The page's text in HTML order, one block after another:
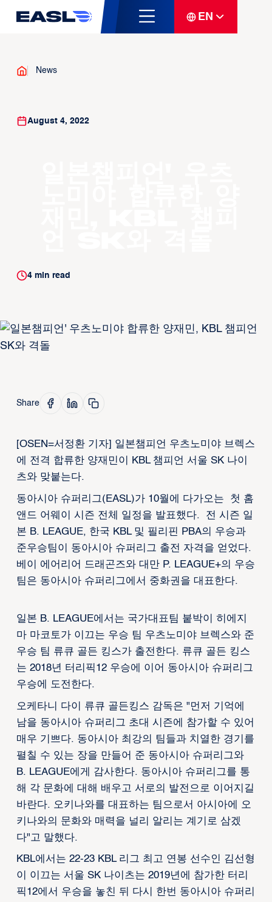
EN
News
August 4, 2022
4min read
Share
[OSEN=서정환 기자] 일본챔피언 우츠노미야 브렉스
에 전격 합류한 양재민이 KBL 챔피언 서울 SK 나이
츠와 맞붙는다.
동아시아 슈퍼리그(EASL)가 10월에 다가오는 첫 홈
앤드 어웨이 시즌 전체 일정을 발표했다. 전 시즌 일
본 B. LEAGUE, 한국 KBL 및 필리핀 PBA의 우승과
준우승팀이 동아시아 슈퍼리그 출전 자격을 얻었다.
베이 에어리어 드래곤즈와 대만 P. LEAGUE+의 우승
팀은 동아시아 슈퍼리그에서 중화권을 대표한다.
일본 B. LEAGUE에서는 국가대표팀 붙박이 히에지
마 마코토가 이끄는 우승 팀 우츠노미야 브렉스와 준
우승 팀 류큐 골든 킹스가 출전한다. 류큐 골든 킹스
는 2018년 터리픽12 우승에 이어 동아시아 슈퍼리그
우승에 도전한다.
오케타니 다이 류큐 골든킹스 감독은 "먼저 기억에
남을 동아시아 슈퍼리그 초대 시즌에 참가할 수 있어
매우 기쁘다. 동아시아 최강의 팀들과 치열한 경기를
펼칠 수 있는 장을 만들어 준 동아시아 슈퍼리그와
B. LEAGUE에게 감사한다. 동아시아 슈퍼리그를 통
해 각 문화에 대해 배우고 서로의 발전으로 이어지길
바란다. 오키나와를 대표하는 팀으로서 아시아에 오
키나와의 문화와 매력을 널리 알리는 계기로 삼겠
다"고 말했다.
KBL에서는 22-23 KBL 리그 최고 연봉 선수인 김선형
이 이끄는 서울 SK 나이츠는 2019년에 참가한 터리
픽12에서 우승을 놓친 뒤 다시 한번 동아시아 슈퍼리